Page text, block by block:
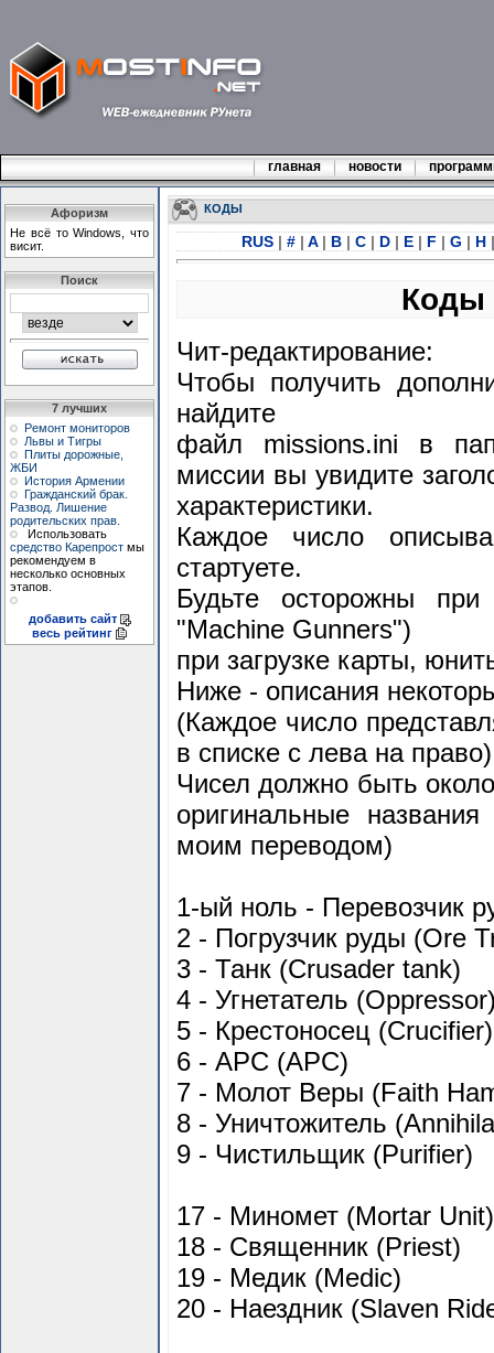
главная новости
Афоризм
Не всё то Windows, что
висит.
Поиск
7 лучших
Ремонт мониторов
Львы и Тигры
Плиты дорожные,
ЖБИ
История Армении
Гражданский брак.
Развод. Лишение
родительских прав.
Использовать
средство Карепрост мы
рекомендуем в
несколько основных
этапов.
добавить сайт
весь рейтинг
КОДЫ
RUS | # | A | B | C | D | E | F | G | H |
Коды
Чит-редактирование:
Чтобы получить
найдите
файл missions.ini в
миссии вы увидите
характеристики.
Каждое число
стартуете.
Будьте осторожны
"Machine Gunners")
при загрузке карты,
Ниже - описания
(Каждое число
в списке с лева на
Чисел должно быть
оригинальные
моим переводом)
1-ый ноль - Перевозчик
2 - Погрузчик руды (Ore
3 - Танк (Crusader tank)
4 - Угнетатель
5 - Крестоносец (Crucifier)
6 - APC (APC)
7 - Молот Веры (Faith
8 - Уничтожитель
9 - Чистильщик (Purifier)
17 - Миномет (Mortar Unit)
18 - Священник (Priest)
19 - Медик (Medic)
20 - Наездник (Slaven